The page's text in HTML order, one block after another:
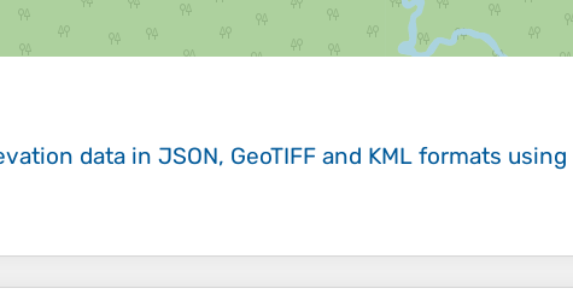
data in JSON, GeoTIFF and KML formats using